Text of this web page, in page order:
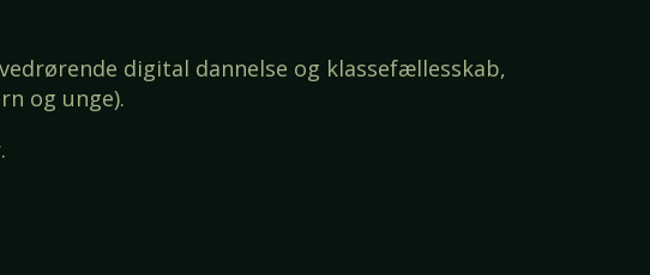
digital dannelse og klassefællesskab,
og unge).